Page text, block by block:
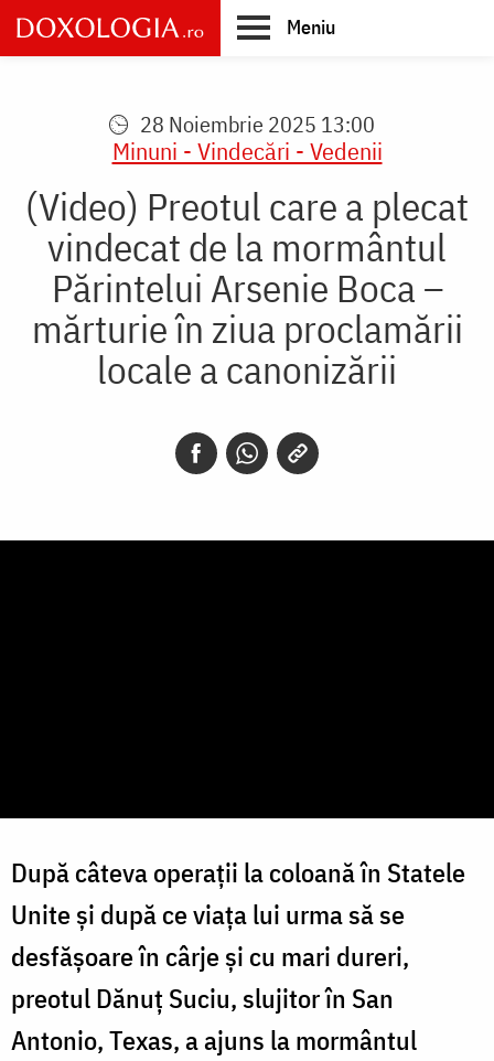
Skip
to
main
Meniu
28 Noiembrie 2025 13:00
Minuni - Vindecări - Vedenii
(Video) Preotul care a plecat
vindecat de la mormântul
Părintelui Arsenie Boca –
mărturie în ziua proclamării
locale a canonizării
După câteva operații la coloană în Statele
Unite și după ce viața lui urma să se
desfășoare în cârje și cu mari dureri,
preotul Dănuț Suciu, slujitor în San
Antonio, Texas, a ajuns la mormântul